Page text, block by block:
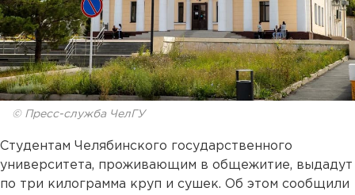
© Пресс-служба ЧелГУ
Студентам Челябинского государственного
университета, проживающим в общежитие, выдадут
по три килограмма круп и сушек. Об этом сообщили